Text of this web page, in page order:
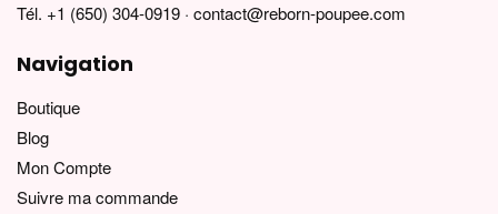
Tél. +1 (650) 304-0919 · contact@reborn-poupee.com
Navigation
Boutique
Blog
Mon Compte
Suivre ma commande